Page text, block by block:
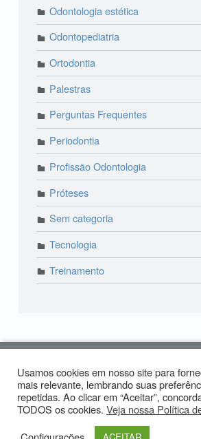
Odontologia estética
Odontopediatria
Ortodontia
Palestras
Perguntas Frequentes
Periodontia
Profissão Odontologia
Próteses
Sem categoria
Tecnologia
Treinamento
© 2018 Lira Odonto | Paraíso: (11)
de Pinheiros: (11) 2574-0958 |
Carvalho
Facebook LiraOdonto
Instagram LiraOdonto
Site LiraOdonto
Voltar ao topo ↑
Usamos cookies em nosso site para
mais relevante, lembrando suas
repetidas. Ao clicar em “Aceitar”,
TODOS os cookies. Veja nossa Política